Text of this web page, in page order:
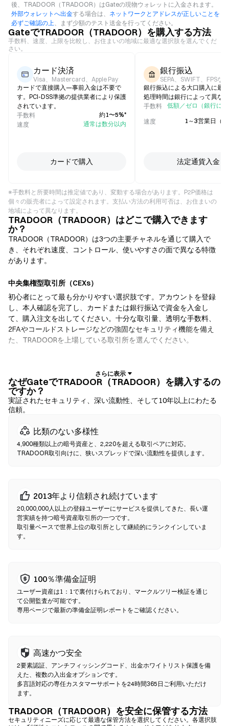
後、TRADOOR（TRADOOR）はGateの現物ウォレットに入金されます。
外部ウォレットへ出金する場合は、 ネットワークとアドレスが正しいことを
必ずご確認の上、まず少額のテスト送金を行ってください。
GateでTRADOOR（TRADOOR）を購入する方法
手数料、速度、上限を比較し、お住まいの地域に最適な選択肢を選んでくだ
さい。
カード決済
Visa、Mastercard、Apple Pay
カードで直接購入—事前入金は不要で
す。PCI-DSS準拠の提供業者により保護
されています。
手数料
約1〜5%*
速度
通常は数分以内
カードで購入
銀行振込
SEPA、SWIFT、FPSなど
銀行振込による大口購入に最
処理時間は銀行によって異な
手数料
低額／ゼロ（銀行に
速度
1～3営業日（
法定通貨入金
※手数料と所要時間は推定値であり、変動する場合があります。P2P価格は
個々の販売者によって設定されます。支払い方法の利用可否は、お住まいの
地域によって異なります。
TRADOOR（TRADOOR）はどこで購入できます
か？
TRADOOR（TRADOOR）は3つの主要チャネルを通じて購入で
き、それぞれ速度、コントロール、使いやすさの面で異なる特徴
があります。
中央集権型取引所（CEXs）
初心者にとって最も分かりやすい選択肢です。アカウントを登録
し、本人確認を完了し、カードまたは銀行振込で資金を入金し
て、購入注文を出してください。十分な取引量、透明な手数料、
2FAやコールドストレージなどの強固なセキュリティ機能を備え
た、TRADOORを上場している取引所を選んでください。
自己保管を重視するユーザー向けです。ノンカストディアルウォ
レットでは、お客様自身が秘密鍵を保有し、ウォレットのインタ
ーフェース内で直接トークンをスワップできます。一部のウォレ
ットは法定通貨オンランプにも対応しており、取引所を経由せず
でも、確認前に必ずシードフレーズをバックアップし、コントラ
クトアドレスを確認してください。
使用してオンチェーンでスワップを実行するため、登録や本人確
認は不要です。互換性のあるウォレットを接続し、トークンペア
を選択し、スリッページ許容値を設定して、スワップを確認して
ください。ガス代が発生し、流動性の深さにより価格が中央集権
型市場と異なる場合がある点にご注意ください。ほとんどのDEX
なぜGateでTRADOOR（TRADOOR）を購入するの
ですか？
実証されたセキュリティ、深い流動性、そして10年以上にわたる
信頼。
比類のない多様性
4,900種類以上の暗号資産と、2,220を超える取引ペアに対応。
TRADOOR取引向けに、狭いスプレッドで深い流動性を提供します。
2013年より信頼され続けています
20,000,000人以上の登録ユーザーにサービスを提供してきた、長い運
営実績を持つ暗号資産取引所の一つです。
取引量ベースで世界上位の取引所として継続的にランクインしていま
す。
100％準備金証明
ユーザー資産は1：1で裏付けられており、マークルツリー検証を通じ
て公開監査が可能です。
専用ページで最新の準備金証明レポートをご確認ください。
高速かつ安全
2要素認証、アンチフィッシングコード、出金ホワイトリスト保護を備
えた、複数の入出金オプションです。
多言語対応の専任カスタマーサポートを24時間365日ご利用いただけ
ます。
TRADOOR（TRADOOR）を安全に保管する方法
セキュリティニーズに応じて最適な保管方法を選択してください。各選択肢